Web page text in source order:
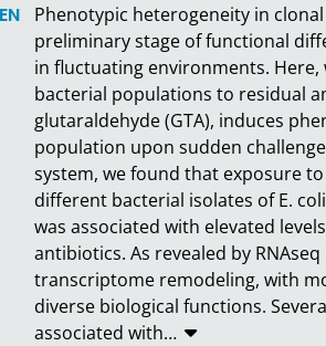
Phenotypic heterogeneity in
preliminary stage of functional
in fluctuating environments.
bacterial populations to residual
glutaraldehyde (GTA), induces
population upon sudden
system, we found that exposure
different bacterial isolates of E.
was associated with elevated
antibiotics. As revealed by
transcriptome remodeling, with
diverse biological functions.
associated with…